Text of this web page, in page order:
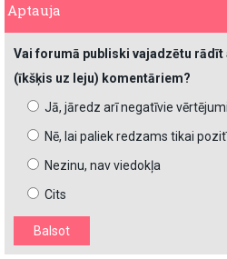
Aptauja
Vai forumā publiski vajadzētu
(īkšķis uz leju) komentāriem?
Jā, jāredz arī negatīvie vērtējumi
Nē, lai paliek redzams tikai
Nezinu, nav viedokļa
Cits